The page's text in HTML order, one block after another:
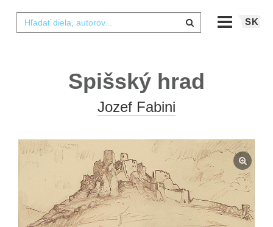
SK
Spišský hrad
Jozef Fabini